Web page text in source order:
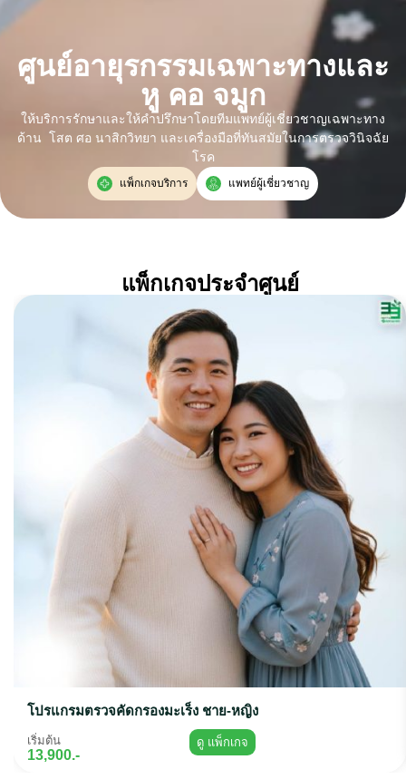
ศูนย์อายุรกรรมเฉพาะทางและ
หู คอ จมูก
ให้บริการรักษาและให้คำปรึกษาโดยทีมแพทย์ผู้เชี่ยวชาญเฉพาะทาง
ด้าน โสต ศอ นาสิกวิทยา และเครื่องมือที่ทันสมัยในการตรวจวินิจฉัย
โรค
แพ็กเกจบริการ แพทย์ผู้เชี่ยวชาญ
แพ็กเกจประจำศูนย์
โปรแกรมตรวจคัดกรองมะเร็ง ชาย-หญิง
เริ่มต้น
13,900.-
ดู แพ็กเกจ